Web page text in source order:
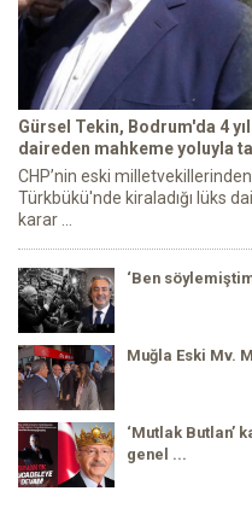
Gürsel Tekin, Bodrum'da 4
daireden mahkeme yoluyla
CHP’nin eski
Türkbükü'nde kiraladığı lüks
karar ...
‘Ben
Muğla Eski Mv.
‘Mutlak Butlan’
genel ...